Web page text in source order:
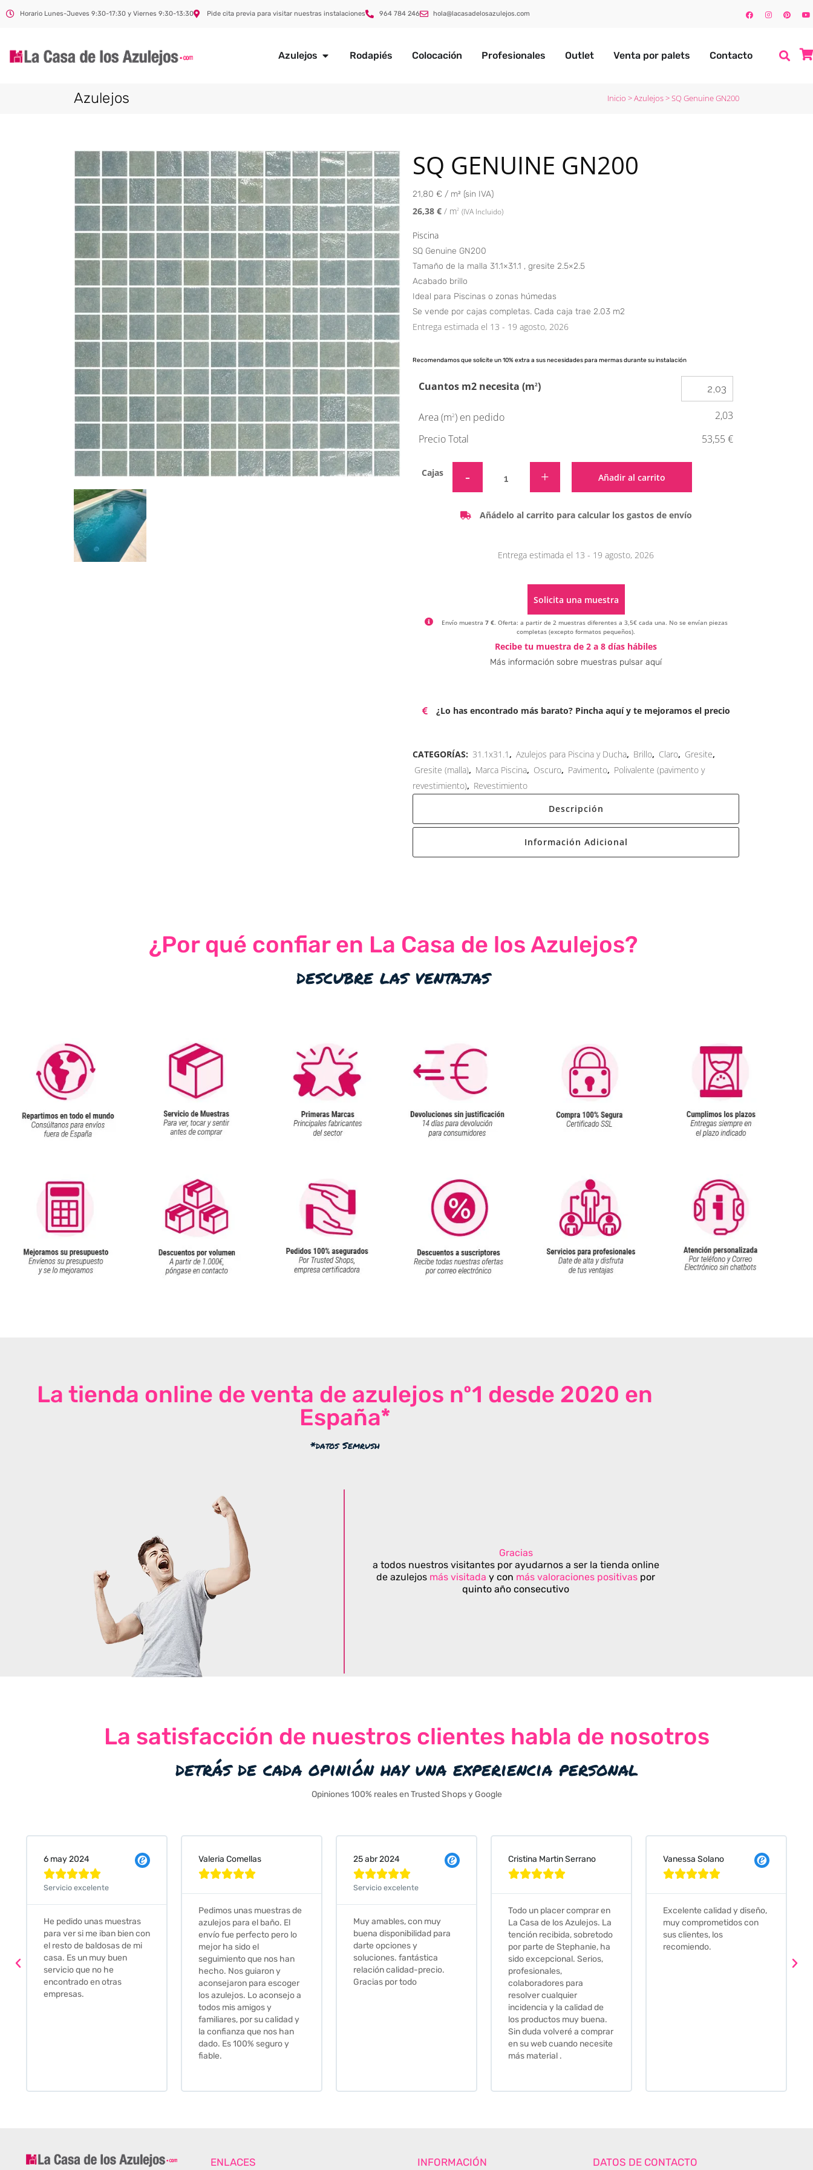
Horario Lunes-Jueves 9:30-17:30 y Viernes 9:30-13:30 Pide cita previa para visitar nuestras instalaciones 964 784 246 hola@lacasadelosazulejos.com
Azulejos Rodapiés Colocación Profesionales Outlet Venta por palets Contacto
Azulejos Inicio >Azulejos>SQ Genuine GN200
SQ GENUINE GN200
21,80 € / m² (sin IVA)
26,38 € / m2 (IVA Incluido)
Piscina
SQ Genuine GN200
Tamaño de la malla 31.1×31.1 , gresite 2.5×2.5
Acabado brillo
Ideal para Piscinas o zonas húmedas
Se vende por cajas completas. Cada caja trae 2.03 m2
Entrega estimada el 13 - 19 agosto, 2026
Recomendamos que solicite un 10% extra a sus necesidades para mermas durante su instalación
Cuantos m2 necesita (m2)
Area (m2) en pedido
2,03
Precio Total
53,55 €
Cajas Añadir al carrito
Añádelo al carrito para calcular los gastos de envío
Entrega estimada el 13 - 19 agosto, 2026
Solicita una muestra
Envío muestra 7 €. Oferta: a partir de 2 muestras diferentes a 3,5€ cada una. No se envían piezas
completas (excepto formatos pequeños).
Alternative:
Recibe tu muestra de 2 a 8 días hábiles
Más información sobre muestras pulsar aquí
¿Lo has encontrado más barato? Pincha aquí y te mejoramos el precio
CATEGORÍAS: 31.1x31.1, Azulejos para Piscina y Ducha, Brillo, Claro, Gresite,
Gresite (malla), Marca Piscina, Oscuro, Pavimento, Polivalente (pavimento y
revestimiento), Revestimiento
Descripción
Información Adicional
¿Por qué confiar en La Casa de los Azulejos?
descubre las ventajas
La tienda online de venta de azulejos nº1 desde 2020 en
España*
*datos Semrush
Gracias
a todos nuestros visitantes por ayudarnos a ser la tienda online
de azulejos más visitada y con más valoraciones positivas por
quinto año consecutivo
La satisfacción de nuestros clientes habla de nosotros
detrás de cada opinión hay una experiencia personal
Opiniones 100% reales en Trusted Shops y Google
Valeria Comellas

azulejos para el baño. El
envío fue perfecto pero lo
mejor ha sido el
seguimiento que nos han
hecho. Nos guiaron y
aconsejaron para escoger
los azulejos. Lo aconsejo a
25 abr 2024

Muy amables, con muy
buena disponibilidad para
darte opciones y
soluciones. fantástica
relación calidad-precio.
Gracias por todo
Cristina Martin Serrano

La Casa de los Azulejos. La
tención recibida, sobretodo
por parte de Stephanie, ha
sido excepcional. Serios,
profesionales,
colaboradores para
Vanessa Solano

Excelente calidad y diseño,
muy comprometidos con
sus clientes, los
recomiendo.
Judit Bonet Pardell

Que decir, si teneis que
comprar alguna baldosa
este és el sitio indicado! Yo
pedi una muestra y me
ENLACES INFORMACIÓN DATOS DE CONTACTO